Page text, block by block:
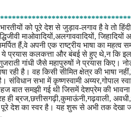
भारतीयों को पूरे देश से जुड़ाव-लगाव है वे तो
माओवादियों,अलगाववादियों,
हैं,वे अपनी एक राष्ट्रीय भाषा का
ये प्रयास कलकत्ता और बंबई से हुए थे,न कि
गांधी जैसे महापुरुषों ने प्रयास किए।
रही है। वह किसी सीमित क्षेत्र की भाषा
सभा में कृष्णस्वामी अय्यर,गोपाल
बात समझी गई थी जिसमें देशप्रेम की
ही ब्रज,छत्तीसगढ़ी,कुमाऊंनी,गढ़वाली,
पूरे देश का स्वर है। यह शुरू से अभी तक देखा